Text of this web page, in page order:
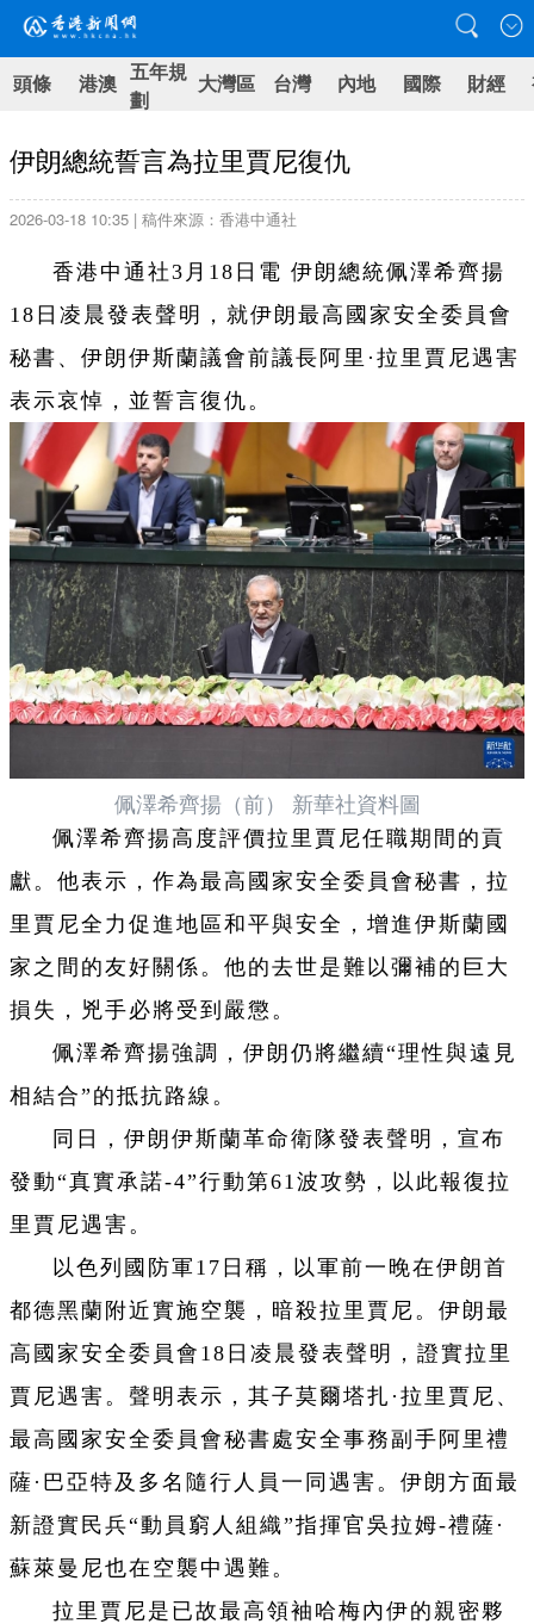
頭條 港澳 五年規
劃
大灣區 台灣 內地 國際 財經
伊朗總統誓言為拉里賈尼復仇
2026-03-18 10:35 | 稿件來源：香港中通社
香港中通社3月18日電 伊朗總統佩澤希齊揚
18日凌晨發表聲明，就伊朗最高國家安全委員會
秘書、伊朗伊斯蘭議會前議長阿里·拉里賈尼遇害
表示哀悼，並誓言復仇。
佩澤希齊揚（前） 新華社資料圖
佩澤希齊揚高度評價拉里賈尼任職期間的貢
獻。他表示，作為最高國家安全委員會秘書，拉
里賈尼全力促進地區和平與安全，增進伊斯蘭國
家之間的友好關係。他的去世是難以彌補的巨大
損失，兇手必將受到嚴懲。
佩澤希齊揚強調，伊朗仍將繼續“理性與遠見
相結合”的抵抗路線。
同日，伊朗伊斯蘭革命衛隊發表聲明，宣布
發動“真實承諾-4”行動第61波攻勢，以此報復拉
里賈尼遇害。
以色列國防軍17日稱，以軍前一晚在伊朗首
都德黑蘭附近實施空襲，暗殺拉里賈尼。伊朗最
高國家安全委員會18日凌晨發表聲明，證實拉里
賈尼遇害。聲明表示，其子莫爾塔扎·拉里賈尼、
最高國家安全委員會秘書處安全事務副手阿里禮
薩·巴亞特及多名隨行人員一同遇害。伊朗方面最
新證實民兵“動員窮人組織”指揮官吳拉姆-禮薩·
蘇萊曼尼也在空襲中遇難。
拉里賈尼是已故最高領袖哈梅內伊的親密夥